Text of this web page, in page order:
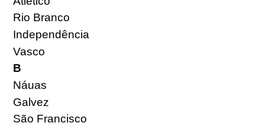
Rio Branco
Independência
Vasco
B
Náuas
Galvez
São Francisco